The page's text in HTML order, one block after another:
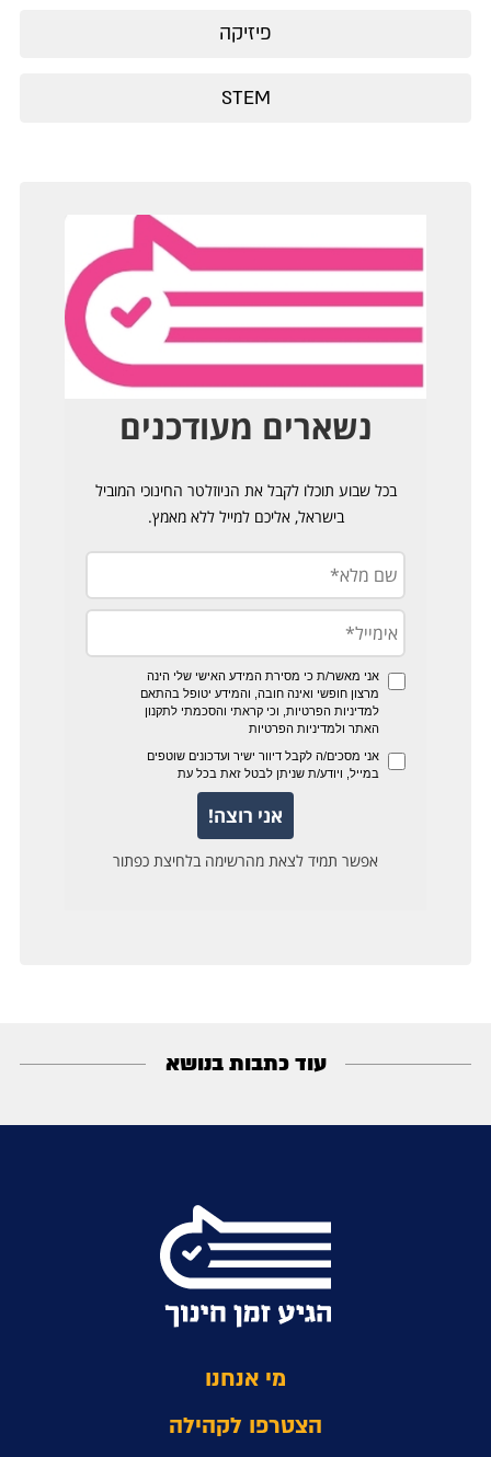
פיזיקה
STEM
עוד כתבות בנושא
מי אנחנו
הצטרפו לקהילה